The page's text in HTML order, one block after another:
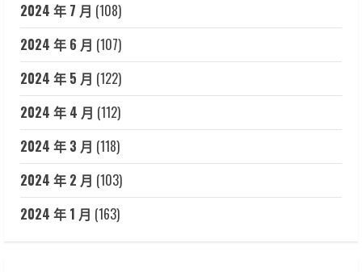
2024 年 7 月 (108)
2024 年 6 月 (107)
2024 年 5 月 (122)
2024 年 4 月 (112)
2024 年 3 月 (118)
2024 年 2 月 (103)
2024 年 1 月 (163)